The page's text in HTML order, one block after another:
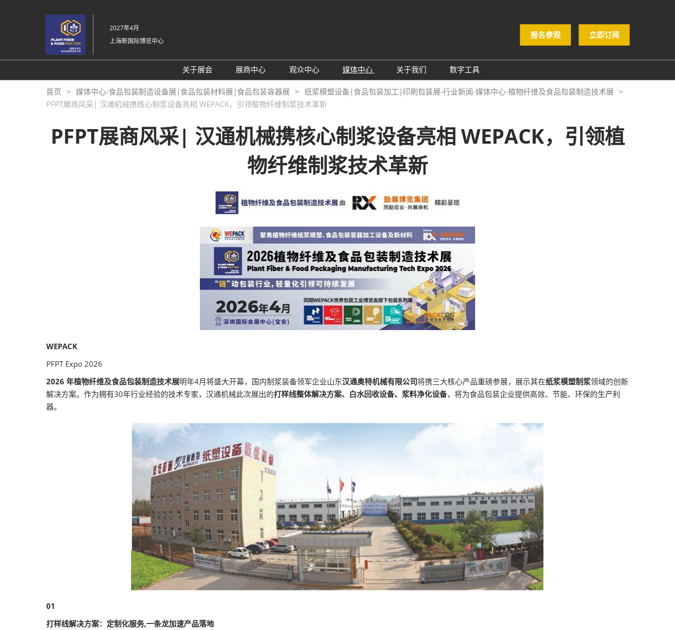
转
至
容
2027年4月
上海新国际博览中心
报名参观 立即订阅
关于展会
展会介绍
展品范围
交通信息
感谢信
展商中心
参展申请
为何参展
观众范围
观众中心
观众预登记
TAP特邀买家商贸配对
为何参观
展商名录
媒体中心
展会资讯
展商推介
下载中心
订阅电邮
关于我们
主办方介绍
联系我们
数字工具
GloConverting
首页 媒体中心-食品包装制造设备展|食品包装材料展|食品包装容器展
纸浆模塑设备|食品包装加工|印刷包装展-行业新闻-媒体中心-植物纤维及食品包装制造技术展
PFPT展商风采| 汉通机械携核心制浆设备亮相 WEPACK，引领植物纤维制浆技术革新
PFPT展商风采| 汉通机械携核心制浆设备亮相 WEPACK，引领植
物纤维制浆技术革新
WEPACK
PFPT Expo 2026
2026 年植物纤维及食品包装制造技术展明年4月将盛大开幕，国内制浆装备领军企业山东汉通奥特机械有限公司将携三大核心产品重磅参展，展示其在纸浆模塑制浆领域的创新
解决方案。作为拥有30年行业经验的技术专家，汉通机械此次展出的打样线整体解决方案、白水回收设备、浆料净化设备，将为食品包装企业提供高效、节能、环保的生产利
器。
01
打样线解决方案：定制化服务,一条龙加速产品落地